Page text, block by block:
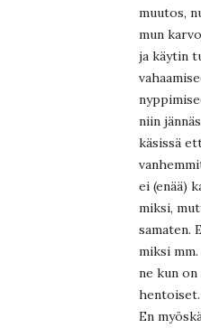
muutos,
mun
ja käytin
niin
käsissä
ei (enää)
miksi,
samaten.
miksi
ne kun on
hentoiset.
En